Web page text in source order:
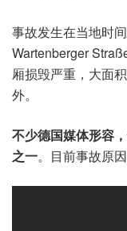
事故发生在当地时
Wartenberger
厢损毁严重，大面
外。
不少德国媒体形容
之一。目前事故原